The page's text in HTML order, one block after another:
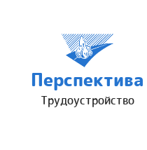
Перспектива
Трудоустройство